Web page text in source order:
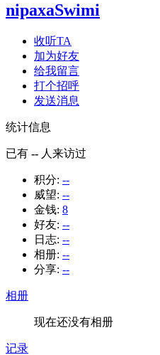
nipaxaSwimi
收听TA
加为好友
给我留言
打个招呼
发送消息
统计信息
已有 -- 人来访过
积分: --
威望: --
金钱: 8
好友: --
日志: --
相册: --
分享: --
相册
现在还没有相册
记录